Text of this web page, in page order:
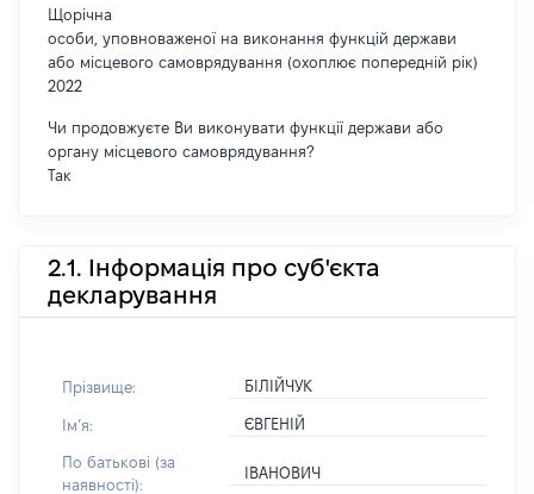
Щорічна
особи, уповноваженої на виконання функцій держави
або місцевого самоврядування (охоплює попередній рік)
2022
Чи продовжуєте Ви виконувати функції держави або
органу місцевого самоврядування?
Так
2.1. Інформація про суб'єкта
декларування
Прізвище: БІЛІЙЧУК
Імʼя: ЄВГЕНІЙ
По батькові (за
наявності):
ІВАНОВИЧ